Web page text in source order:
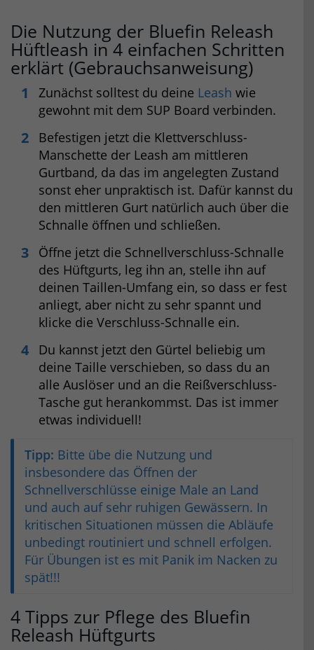
Die Nutzung der Bluefin Releash
Hüftleash in 4 einfachen Schritten
erklärt (Gebrauchsanweisung)
Zunächst solltest du deine Leash wie
gewohnt mit dem SUP Board verbinden.
Befestigen jetzt die Klettverschluss-
Manschette der Leash am mittleren
Gurtband, da das im angelegten Zustand
sonst eher unpraktisch ist. Dafür kannst du
den mittleren Gurt natürlich auch über die
Schnalle öffnen und schließen.
Öffne jetzt die Schnellverschluss-Schnalle
des Hüftgurts, leg ihn an, stelle ihn auf
deinen Taillen-Umfang ein, so dass er fest
anliegt, aber nicht zu sehr spannt und
klicke die Verschluss-Schnalle ein.
Du kannst jetzt den Gürtel beliebig um
deine Taille verschieben, so dass du an
alle Auslöser und an die Reißverschluss-
Tasche gut herankommst. Das ist immer
etwas individuell!
Tipp: Bitte übe die Nutzung und
insbesondere das Öffnen der
Schnellverschlüsse einige Male an Land
und auch auf sehr ruhigen Gewässern. In
kritischen Situationen müssen die Abläufe
unbedingt routiniert und schnell erfolgen.
Für Übungen ist es mit Panik im Nacken zu
spät!!!
4 Tipps zur Pflege des Bluefin
Releash Hüftgurts